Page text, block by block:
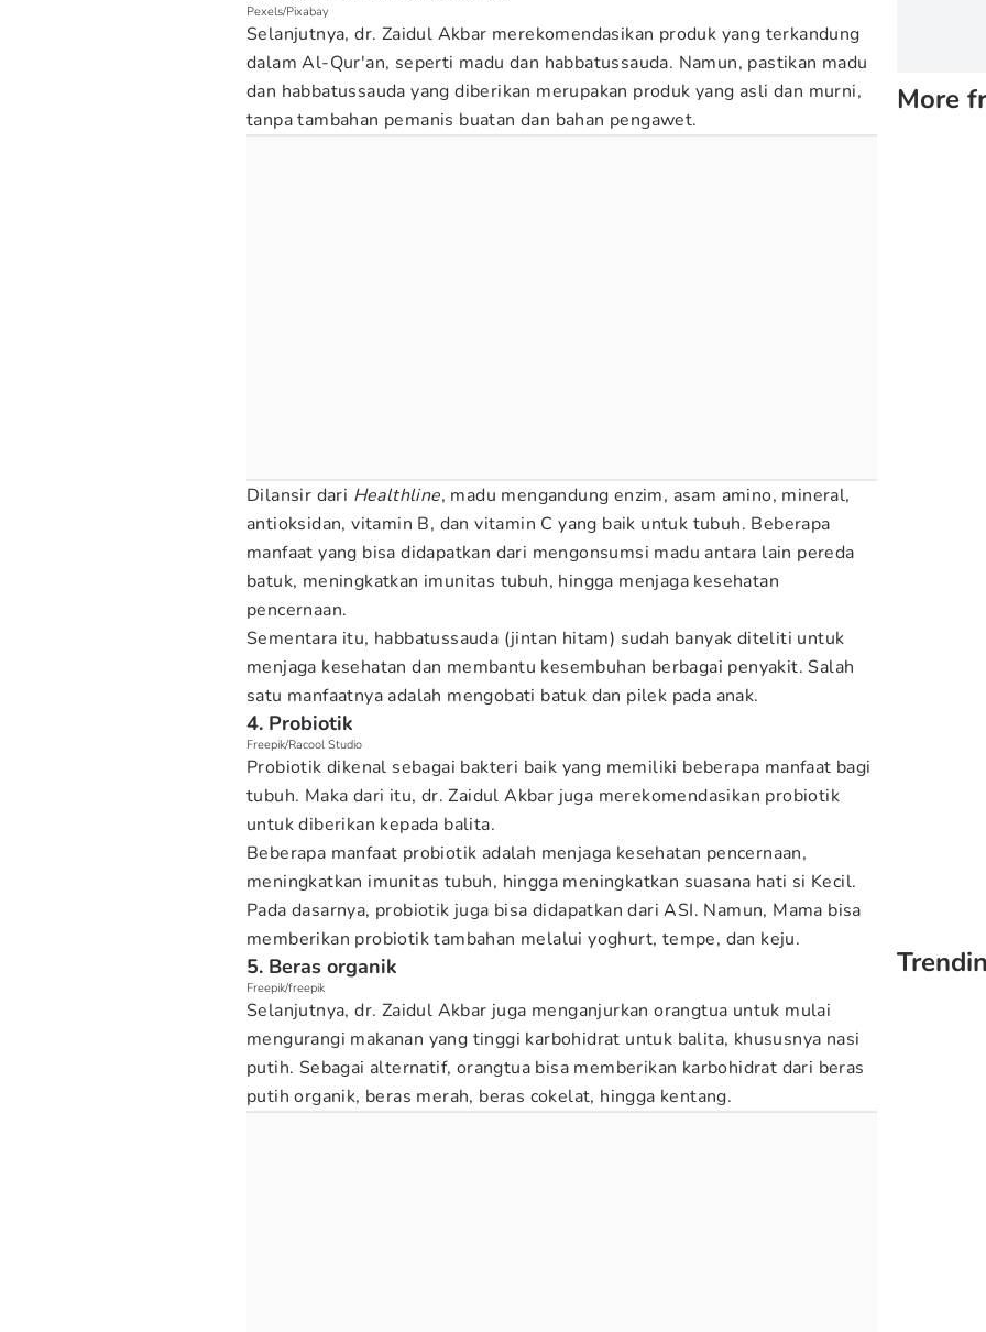
Pexels/Pixabay
Selanjutnya, dr. Zaidul Akbar merekomendasikan produk yang terkandung
dalam Al-Qur'an, seperti madu dan habbatussauda. Namun, pastikan madu
dan habbatussauda yang diberikan merupakan produk yang asli dan murni,
tanpa tambahan pemanis buatan dan bahan pengawet.
Dilansir dari Healthline, madu mengandung enzim, asam amino, mineral,
antioksidan, vitamin B, dan vitamin C yang baik untuk tubuh. Beberapa
manfaat yang bisa didapatkan dari mengonsumsi madu antara lain pereda
batuk, meningkatkan imunitas tubuh, hingga menjaga kesehatan
pencernaan.
Sementara itu, habbatussauda (jintan hitam) sudah banyak diteliti untuk
menjaga kesehatan dan membantu kesembuhan berbagai penyakit. Salah
satu manfaatnya adalah mengobati batuk dan pilek pada anak.
4. Probiotik
Freepik/Racool Studio
Probiotik dikenal sebagai bakteri baik yang memiliki beberapa manfaat bagi
tubuh. Maka dari itu, dr. Zaidul Akbar juga merekomendasikan probiotik
untuk diberikan kepada balita.
Beberapa manfaat probiotik adalah menjaga kesehatan pencernaan,
meningkatkan imunitas tubuh, hingga meningkatkan suasana hati si Kecil.
Pada dasarnya, probiotik juga bisa didapatkan dari ASI. Namun, Mama bisa
memberikan probiotik tambahan melalui yoghurt, tempe, dan keju.
5. Beras organik
Freepik/freepik
Selanjutnya, dr. Zaidul Akbar juga menganjurkan orangtua untuk mulai
mengurangi makanan yang tinggi karbohidrat untuk balita, khususnya nasi
putih. Sebagai alternatif, orangtua bisa memberikan karbohidrat dari beras
putih organik, beras merah, beras cokelat, hingga kentang.
More